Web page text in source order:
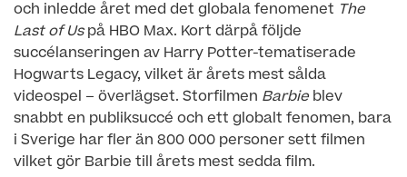
och inledde året med det globala fenomenet The
Last of Uspå HBO Max. Kort därpå följde
succélanseringen av Harry Potter-tematiserade
Hogwarts Legacy, vilket är årets mest sålda
videospel – överlägset. Storfilmen Barbie blev
snabbt en publiksuccé och ett globalt fenomen, bara
i Sverige har fler än 800 000 personer sett filmen
vilket gör Barbie till årets mest sedda film.